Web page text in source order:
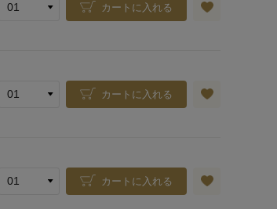
カートに入れる
カートに入れる
カートに入れる